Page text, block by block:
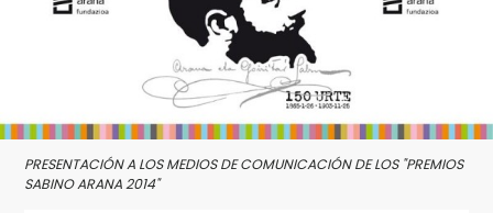
PRESENTACIÓN A LOS MEDIOS DE COMUNICACIÓN DE LOS "PREMIOS
SABINO ARANA 2014"